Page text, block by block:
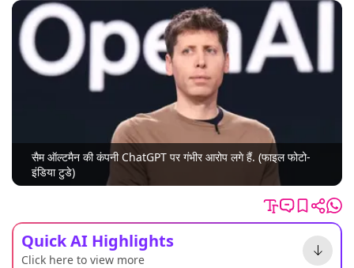
सैम ऑल्टमैन की कंपनी ChatGPT पर गंभीर आरोप लगे हैं. (फाइल फोटो-
इंडिया टुडे)
Quick AI Highlights
Click here to view more